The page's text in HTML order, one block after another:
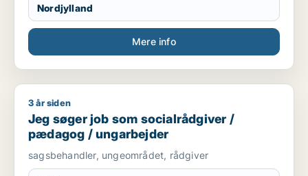
Nordjylland
Mere info
Jeg søger job som socialrådgiver / pædagog / ungarbejder
3 år siden
Jeg søger job som socialrådgiver /
pædagog / ungarbejder
sagsbehandler, ungeområdet, rådgiver